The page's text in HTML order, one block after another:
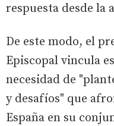
respuesta desde la
De este modo, el
Episcopal vincula
necesidad de
y desafíos" que
España en su